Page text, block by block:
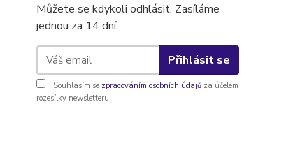
Můžete se kdykoli odhlásit. Zasíláme
jednou za 14 dní.
Přihlásit se
Souhlasím se zpracováním osobních údajů za účelem
rozesílky newsletteru.